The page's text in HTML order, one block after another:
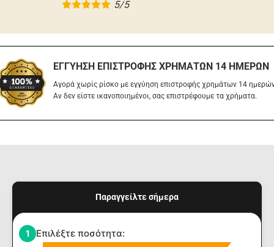
5/5
ΕΓΓΎΗΣΗ ΕΠΙΣΤΡΟΦΉΣ ΧΡΗΜΆΤΩΝ 14 ΗΜΕΡΏΝ
Αγορά χωρίς ρίσκο με εγγύηση επιστροφής χρημάτων 14
Αν δεν είστε ικανοποιημένοι, σας επιστρέφουμε τα χρήματα.
Παραγγείλτε σήμερα
1 Επιλέξτε ποσότητα: